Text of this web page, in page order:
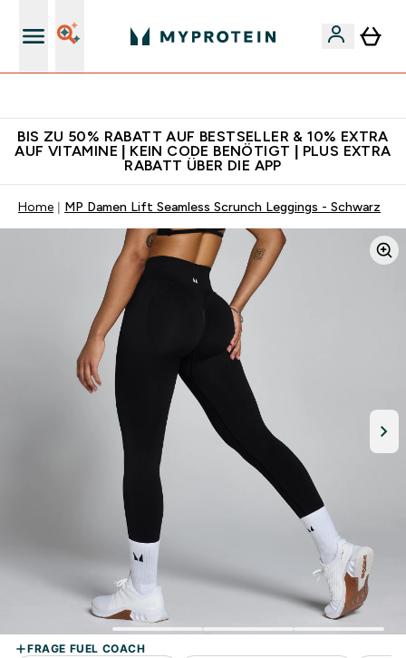
BIS ZU 50% RABATT AUF BESTSELLER & 10% EXTRA
AUF VITAMINE | KEIN CODE BENÖTIGT | PLUS EXTRA
RABATT ÜBER DIE APP
Home MP Damen Lift Seamless Scrunch Leggings - Schwarz